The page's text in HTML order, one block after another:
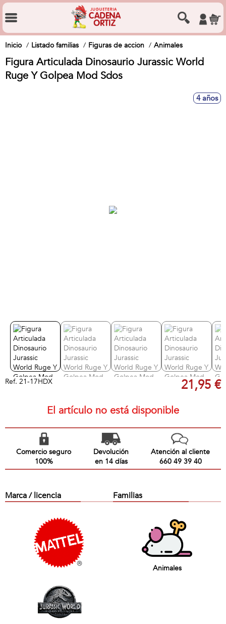
Inicio Listado familias Figuras de accion Animales
Figura Articulada Dinosaurio Jurassic World
Ruge Y Golpea Mod Sdos
4 años
Ref. 21-17HDX 21,95 €
El artículo no está disponible
Comercio seguro
100%
Devolución
en 14 días
Atención al cliente
660 49 39 40
Marca / licencia Familias
Animales